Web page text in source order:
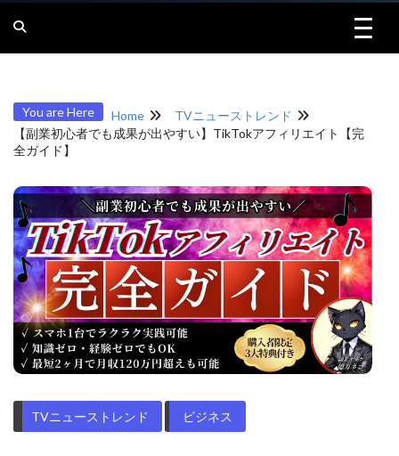
You are Here Home
TVニューストレンド
【副業初心者でも成果が出やすい】TikTokアフィリエイト【完
全ガイド】
TVニューストレンド ビジネス